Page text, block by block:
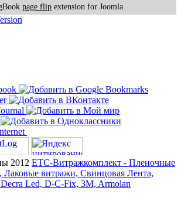
page flip extension for Joomla.
2012 ЕТС-Витражкомплект - Пленочные
Лаковые витражи, Свинцовая Лента,
Led, D-C-Fix, 3M, Armolan